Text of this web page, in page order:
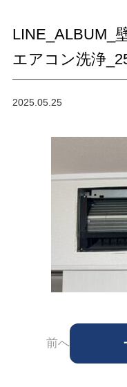
LINE_ALBUM_
エアコン洗浄
2025.05.25
前へ